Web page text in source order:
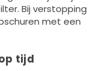
Bij verstopping
met een
tijd